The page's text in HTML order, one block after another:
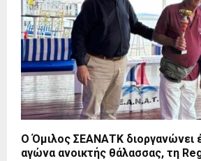
Ο Όμιλος ΣΕΑΝΑΤΚ διοργανώνει
αγώνα ανοικτής θάλασσας, τη